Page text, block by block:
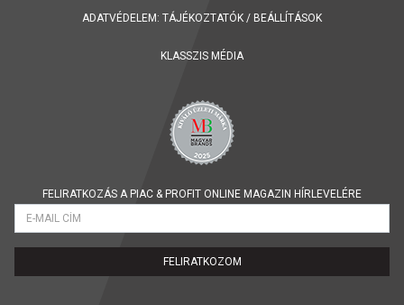
ADATVÉDELEM: TÁJÉKOZTATÓK / BEÁLLÍTÁSOK
KLASSZIS MÉDIA
FELIRATKOZÁS A PIAC & PROFIT ONLINE MAGAZIN HÍRLEVELÉRE
FELIRATKOZOM